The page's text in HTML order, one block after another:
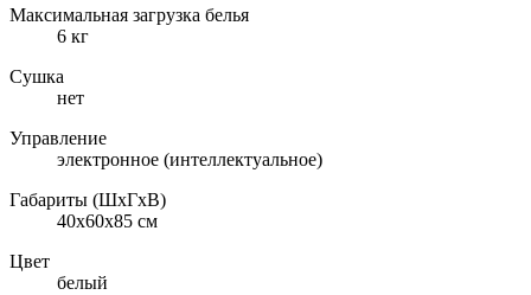
Максимальная загрузка белья
6 кг
Сушка
нет
Управление
электронное (интеллектуальное)
Габариты (ШxГxВ)
40x60x85 см
Цвет
белый